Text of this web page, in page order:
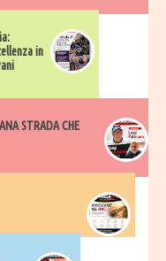
in
STRADA CHE